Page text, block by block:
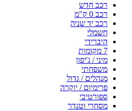
רכב חדש
רכב 0 ק"מ
רכב יד שניה
חשמלי
היברידי
7 מקומות
מיני / ג'יפון
משפחתי
מנהלים / גדול
פרימיום / יוקרה
ספורטיבי
מסחרי וטנדר